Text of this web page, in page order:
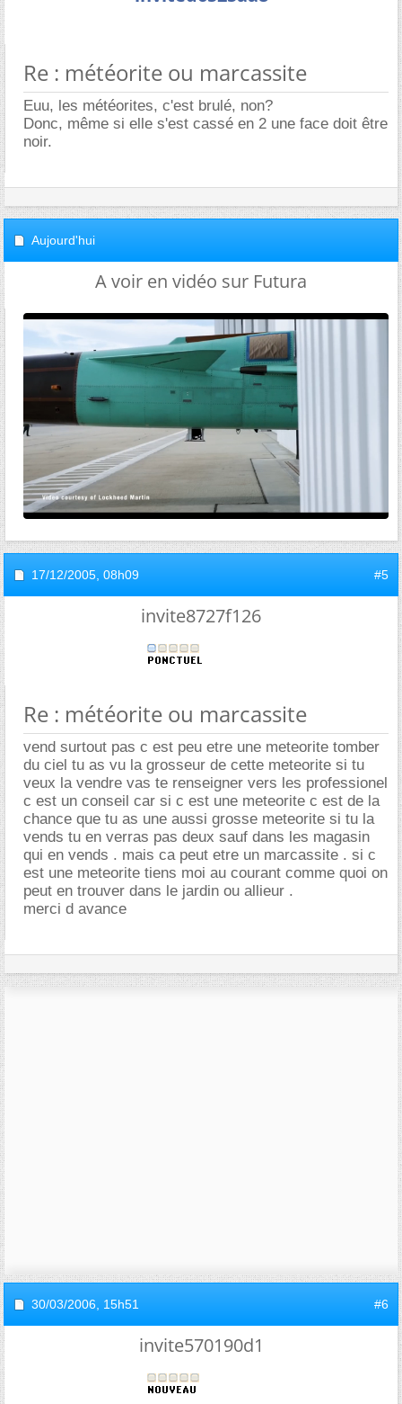
Re : météorite ou marcassite
Euu, les météorites, c'est brulé, non?
Donc, même si elle s'est cassé en 2 une face doit être
noir.
Aujourd'hui
A voir en vidéo sur Futura
17/12/2005, 08h09 #5
invite8727f126
Re : météorite ou marcassite
vend surtout pas c est peu etre une meteorite tomber
du ciel tu as vu la grosseur de cette meteorite si tu
veux la vendre vas te renseigner vers les professionel
c est un conseil car si c est une meteorite c est de la
chance que tu as une aussi grosse meteorite si tu la
vends tu en verras pas deux sauf dans les magasin
qui en vends . mais ca peut etre un marcassite . si c
est une meteorite tiens moi au courant comme quoi on
peut en trouver dans le jardin ou allieur .
merci d avance
30/03/2006, 15h51 #6
invite570190d1